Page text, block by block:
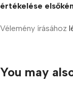
értékelése
Vélemény írásához
You may